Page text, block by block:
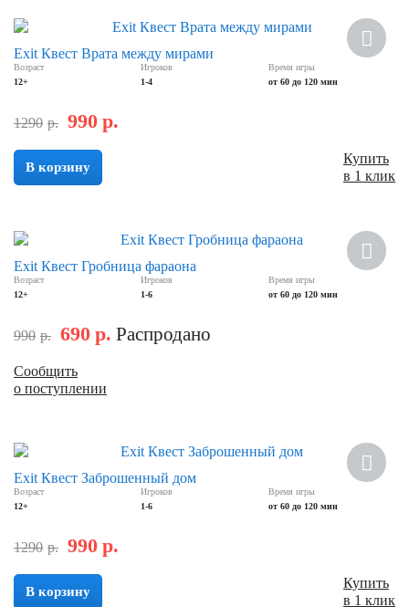
Exit Квест Врата между мирами
Возраст
12+
Игроков
1-4
Время игры
от 60 до 120 мин
1290 р. 990 р.
В корзину
Купить
в 1 клик
Exit Квест Гробница фараона
Возраст
12+
Игроков
1-6
Время игры
от 60 до 120 мин
990 р. 690 р. Распродано
Сообщить
о поступлении
Exit Квест Заброшенный дом
Возраст
12+
Игроков
1-6
Время игры
от 60 до 120 мин
1290 р. 990 р.
В корзину
Купить
в 1 клик